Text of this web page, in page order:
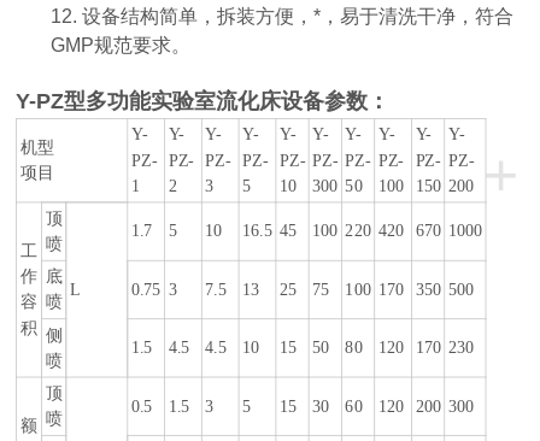
12. 设备结构简单，拆装方便，*，易于清洗干净，符合
GMP规范要求。
Y-PZ型多功能实验室流化床设备参数：
+
机型
项目
Y-
PZ-
1
Y-
PZ-
2
Y-
PZ-
3
Y-
PZ-
5
Y-
PZ-
10
Y-
PZ-
300
Y-
PZ-
50
Y-
PZ-
100
Y-
PZ-
150
Y-
PZ-
200
工
作
容
积
顶
喷
L
1.7 5 10 16.5 45 100 220 420 670 1000
底
喷
0.75 3 7.5 13 25 75 100 170 350 500
侧
喷
1.5 4.5 4.5 10 15 50 80 120 170 230
额
顶
喷
0.5 1.5 3 5 15 30 60 120 200 300